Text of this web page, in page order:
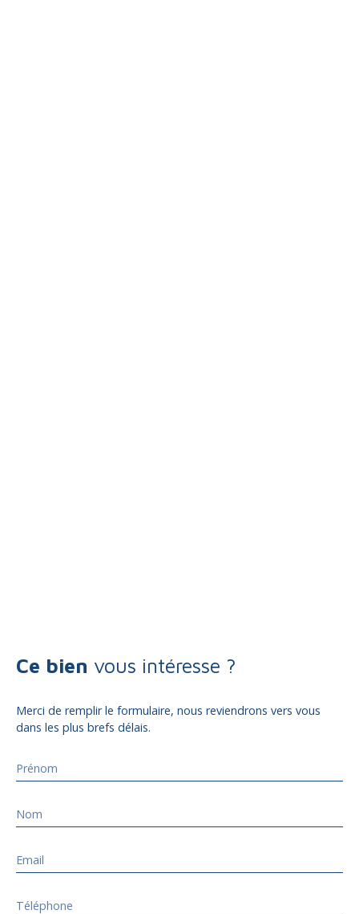
Ce bien vous intéresse ?
Merci de remplir le formulaire, nous reviendrons vers vous
dans les plus brefs délais.
Prénom
Nom
Email
Téléphone